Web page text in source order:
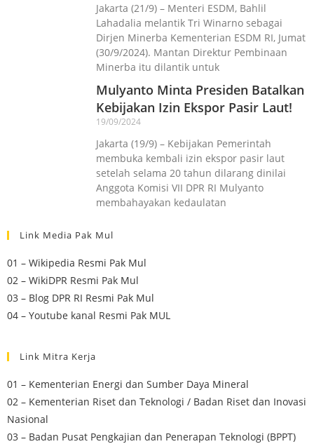
Jakarta (21/9) – Menteri ESDM, Bahlil
Lahadalia melantik Tri Winarno sebagai
Dirjen Minerba Kementerian ESDM RI, Jumat
(30/9/2024). Mantan Direktur Pembinaan
Minerba itu dilantik untuk
Mulyanto Minta Presiden Batalkan
Kebijakan Izin Ekspor Pasir Laut!
19/09/2024
Jakarta (19/9) – Kebijakan Pemerintah
membuka kembali izin ekspor pasir laut
setelah selama 20 tahun dilarang dinilai
Anggota Komisi VII DPR RI Mulyanto
membahayakan kedaulatan
Link Media Pak Mul
01 – Wikipedia Resmi Pak Mul
02 – WikiDPR Resmi Pak Mul
03 – Blog DPR RI Resmi Pak Mul
04 – Youtube kanal Resmi Pak MUL
Link Mitra Kerja
01 – Kementerian Energi dan Sumber Daya Mineral
02 – Kementerian Riset dan Teknologi / Badan Riset dan Inovasi
Nasional
03 – Badan Pusat Pengkajian dan Penerapan Teknologi (BPPT)